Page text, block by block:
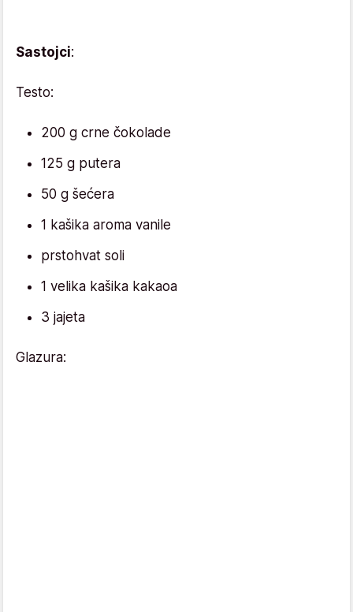
Sastojci:
Testo:
200 g crne čokolade
125 g putera
50 g šećera
1 kašika aroma vanile
prstohvat soli
1 velika kašika kakaoa
3 jajeta
Glazura: